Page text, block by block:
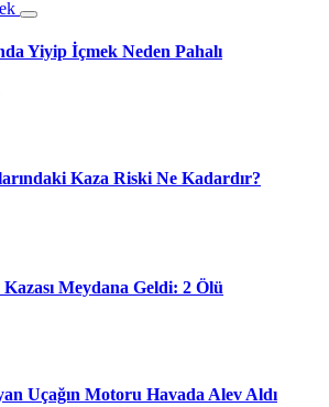
Yiyip İçmek Neden Pahalı
Kaza Riski Ne Kadardır?
Kazası Meydana Geldi: 2 Ölü
Uçağın Motoru Havada Alev Aldı